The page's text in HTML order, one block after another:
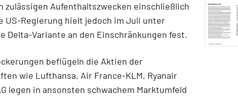
zulässigen Aufenthaltszwecken einschließlich
US-Regierung hielt jedoch im Juli unter
Delta-Variante an den Einschränkungen fest.
beflügeln die Aktien der
wie Lufthansa, Air France-KLM, Ryanair
legen in ansonsten schwachem Marktumfeld